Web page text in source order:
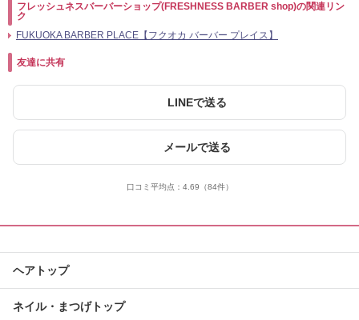
フレッシュネスバーバーショップ(FRESHNESS BARBER shop)の関連リン
ク
FUKUOKA BARBER PLACE【フクオカ バーバー プレイス】
友達に共有
LINEで送る
メールで送る
口コミ平均点： 4.69 （84件）
ヘアトップ
ネイル・まつげトップ